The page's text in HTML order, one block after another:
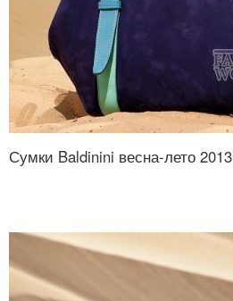
Сумки Baldinini весна-лето 2013